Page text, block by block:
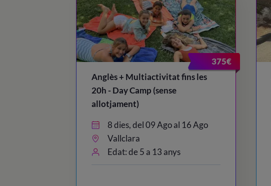
375€
Anglès + Multiactivitat fins les
20h - Day Camp (sense
allotjament)
8 dies, del 09 Ago al 16 Ago
Vallclara
Edat: de 5 a 13 anys